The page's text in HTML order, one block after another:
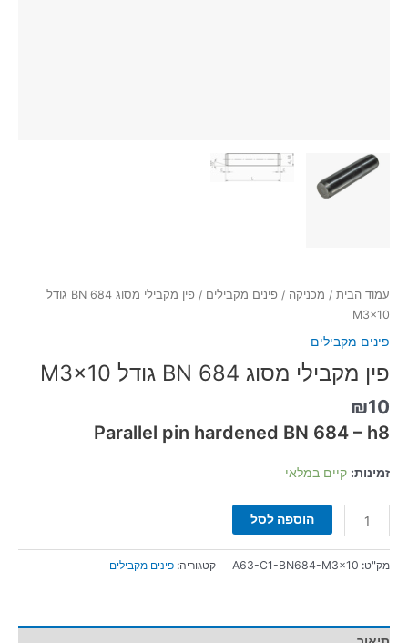
עמוד הבית / מכניקה / פינים מקבילים
/ פין מקבילי מסוג BN 684 גודל
M3x10
פינים מקבילים
פין מקבילי מסוג BN 684 גודל M3x10
₪10
Parallel pin hardened BN 684 – h8
זמינות: קיים במלאי
הוספה לסל
מק"ט: A63-C1-BN684-M3x10 קטגוריה: פינים מקבילים